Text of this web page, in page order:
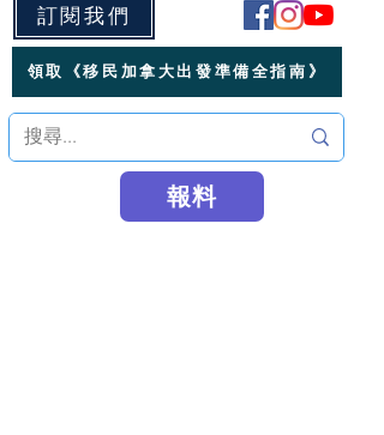
訂閱我們
領取《移民加拿大出發準備全指南》
報料